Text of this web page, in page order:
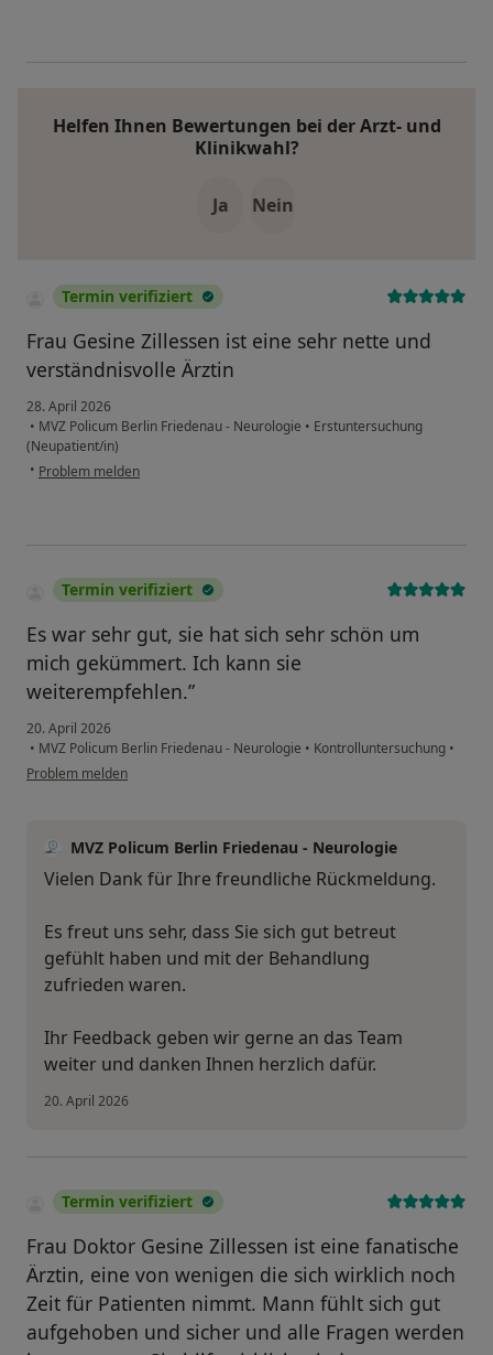
Helfen Ihnen Bewertungen bei der Arzt- und
Klinikwahl?
Ja Nein
Termin verifiziert
Frau Gesine Zillessen ist eine sehr nette und
verständnisvolle Ärztin
28. April 2026
• MVZ Policum Berlin Friedenau - Neurologie • Erstuntersuchung
(Neupatient/in)
• Problem melden
Termin verifiziert
Es war sehr gut, sie hat sich sehr schön um
mich gekümmert. Ich kann sie
weiterempfehlen.”
20. April 2026
• MVZ Policum Berlin Friedenau - Neurologie • Kontrolluntersuchung •
Problem melden
MVZ Policum Berlin Friedenau - Neurologie
Vielen Dank für Ihre freundliche Rückmeldung.
Es freut uns sehr, dass Sie sich gut betreut
gefühlt haben und mit der Behandlung
zufrieden waren.
Ihr Feedback geben wir gerne an das Team
weiter und danken Ihnen herzlich dafür.
20. April 2026
Termin verifiziert
Frau Doktor Gesine Zillessen ist eine fanatische
Ärztin, eine von wenigen die sich wirklich noch
Zeit für Patienten nimmt. Mann fühlt sich gut
aufgehoben und sicher und alle Fragen werden